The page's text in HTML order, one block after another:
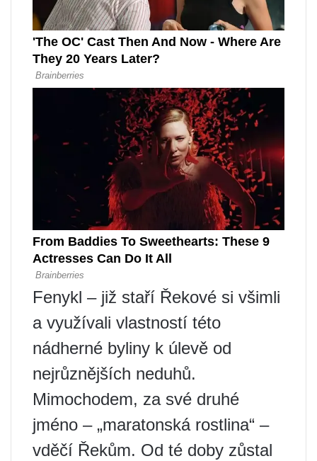
Fenykl – již staří Řekové si všimli
a využívali vlastností této
nádherné byliny k úlevě od
nejrůznějších neduhů.
Mimochodem, za své druhé
jméno – „maratonská rostlina“ –
vděčí Řekům. Od té doby zůstal